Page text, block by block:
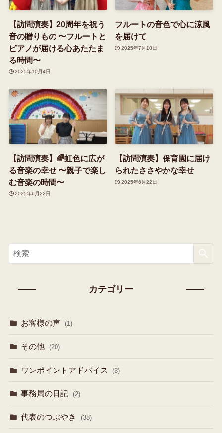
【訪問演奏】20周年を祝う
音の贈りもの 〜フルートと
ピアノが届ける心あたたま
る時間〜
2025年10月4日
フルートの音色で心に涼風
を届けて
2025年7月10日
【訪問演奏】🌈虹色に広が
る音楽の幸せ 〜親子で楽し
む音楽の時間〜
2025年6月22日
【訪問演奏】保育園に届け
られたささやかな幸せ
2025年6月22日
カテゴリー
お客様の声 (1)
その他 (20)
ワンポイントアドバイス (3)
事務局の日記 (2)
代表のつぶやき (38)